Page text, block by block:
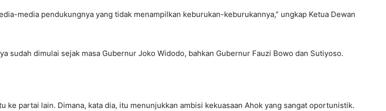
media pendukungnya yang tidak menampilkan keburukan-keburukannya,” ungkap Ketua Dewan
sudah dimulai sejak masa Gubernur Joko Widodo, bahkan Gubernur Fauzi Bowo dan Sutiyoso.
partai lain. Dimana, kata dia, itu menunjukkan ambisi kekuasaan Ahok yang sangat oportunistik.